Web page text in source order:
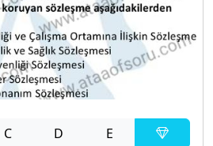
C D E